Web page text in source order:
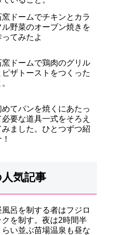
窯ドームでチキンとカラ
ル野菜のオーブン焼きを
ってみたよ
窯ドームで鶏肉のグリル
ピザトーストをつくった
めてパンを焼くにあたっ
必要な道具一式をそろえ
みました。ひとつずつ紹
気記事
風呂を制する者はフジロ
クを制す。夜は2時間半
らい並ぶ苗場温泉も昼な